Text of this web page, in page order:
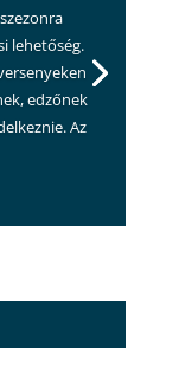
lehetőség.
edzőnek
Az